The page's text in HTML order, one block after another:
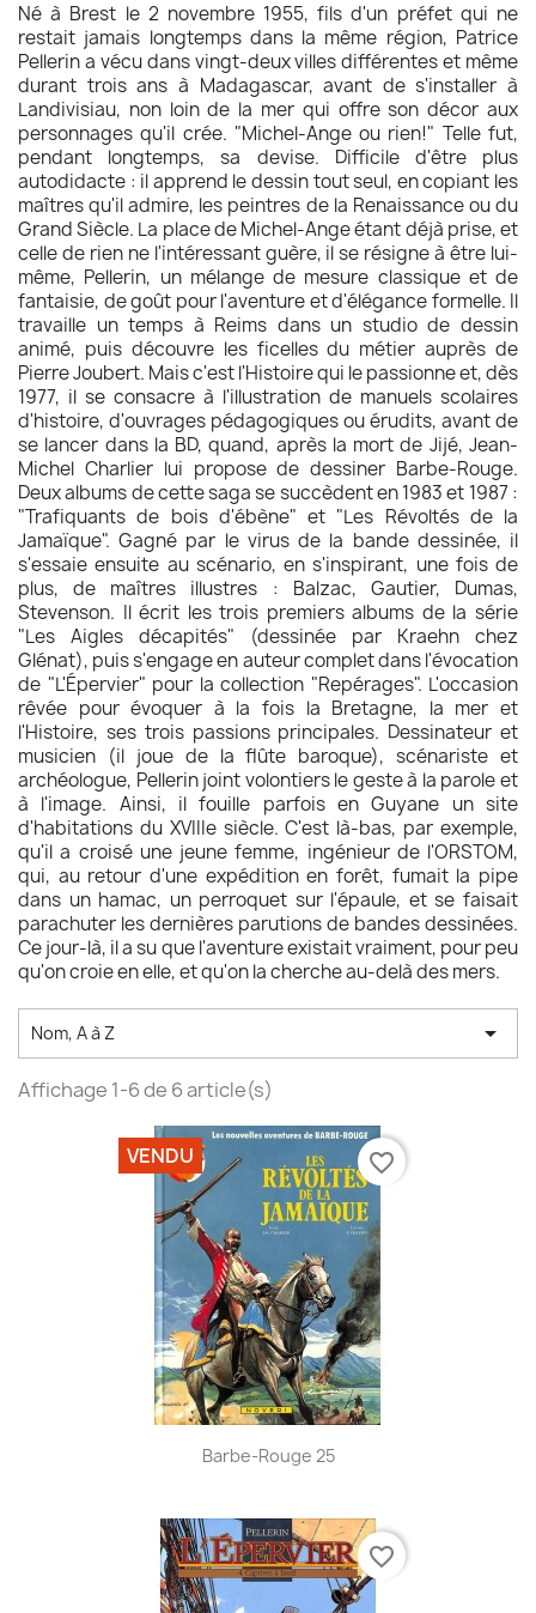
Né à Brest le 2 novembre 1955, fils d'un préfet qui ne
restait jamais longtemps dans la même région, Patrice
Pellerin a vécu dans vingt-deux villes différentes et même
durant trois ans à Madagascar, avant de s'installer à
Landivisiau, non loin de la mer qui offre son décor aux
personnages qu'il crée. "Michel-Ange ou rien!" Telle fut,
pendant longtemps, sa devise. Difficile d'être plus
autodidacte : il apprend le dessin tout seul, en copiant les
maîtres qu'il admire, les peintres de la Renaissance ou du
Grand Siècle. La place de Michel-Ange étant déjà prise, et
celle de rien ne l'intéressant guère, il se résigne à être lui-
même, Pellerin, un mélange de mesure classique et de
fantaisie, de goût pour l'aventure et d'élégance formelle. Il
travaille un temps à Reims dans un studio de dessin
animé, puis découvre les ficelles du métier auprès de
Pierre Joubert. Mais c'est l'Histoire qui le passionne et, dès
1977, il se consacre à l'illustration de manuels scolaires
d'histoire, d'ouvrages pédagogiques ou érudits, avant de
se lancer dans la BD, quand, après la mort de Jijé, Jean-
Michel Charlier lui propose de dessiner Barbe-Rouge.
Deux albums de cette saga se succèdent en 1983 et 1987 :
"Trafiquants de bois d'ébène" et "Les Révoltés de la
Jamaïque". Gagné par le virus de la bande dessinée, il
s'essaie ensuite au scénario, en s'inspirant, une fois de
plus, de maîtres illustres : Balzac, Gautier, Dumas,
Stevenson. Il écrit les trois premiers albums de la série
"Les Aigles décapités" (dessinée par Kraehn chez
Glénat), puis s'engage en auteur complet dans l'évocation
de "L'Épervier" pour la collection "Repérages". L'occasion
rêvée pour évoquer à la fois la Bretagne, la mer et
l'Histoire, ses trois passions principales. Dessinateur et
musicien (il joue de la flûte baroque), scénariste et
archéologue, Pellerin joint volontiers le geste à la parole et
à l'image. Ainsi, il fouille parfois en Guyane un site
d'habitations du XVIIIe siècle. C'est là-bas, par exemple,
qu'il a croisé une jeune femme, ingénieur de l'ORSTOM,
qui, au retour d'une expédition en forêt, fumait la pipe
dans un hamac, un perroquet sur l'épaule, et se faisait
parachuter les dernières parutions de bandes dessinées.
Ce jour-là, il a su que l'aventure existait vraiment, pour peu
qu'on croie en elle, et qu'on la cherche au-delà des mers.
Nom, A à Z 
Affichage 1-6 de 6 article(s)
Barbe-Rouge 25
VENDU favorite_border
favorite_border